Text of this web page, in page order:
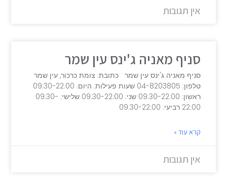
אין תגובות
סניף מאניה ג'ינס עין שמר
סניף מאניה ג'ינס עין שמר כתובת: צומת כרכור, עין שמר
טלפון: 04-8203805 שעות פעילות: היום: 09:30-22:00
ראשון: 09:30-22:00 שני: 09:30-22:00 שלישי: 09:30-
22:00 רביעי: 09:30-22:00
קרא עוד »
אין תגובות